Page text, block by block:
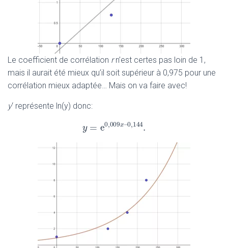
Le coefficient de corrélation rn’est certes pas loin de 1,
mais il aurait été mieux qu’il soit supérieur à 0,975 pour une
corrélation mieux adaptée… Mais on va faire avec!
y‘ représente ln(y) donc: